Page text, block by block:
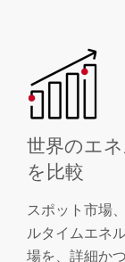
世界のエ
を比較
スポット市場
ルタイムエネ
場を、詳細か